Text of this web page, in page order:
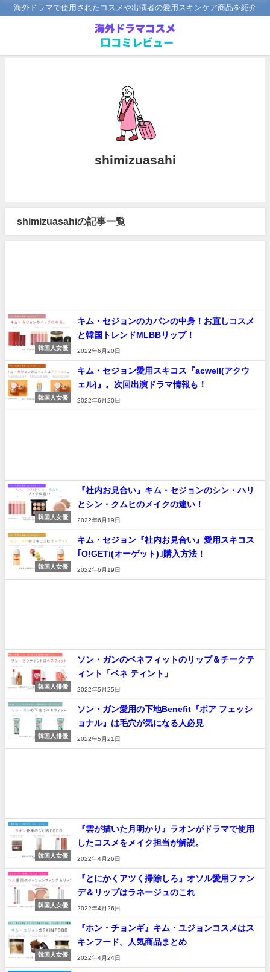
海外ドラマで使用されたコスメや出演者の愛用スキンケア商品を紹介
shimizuasahi
shimizuasahiの記事一覧
韓国人女優
キム・セジョンのカバンの中身！お直しコスメ
と韓国トレンドMLBBリップ！
2022年6月20日
韓国人女優
キム・セジョン愛用スキコス『acwell(アクウ
ェル)』。次回出演ドラマ情報も！
2022年6月20日
韓国人女優
『社内お見合い』キム・セジョンのシン・ハリ
とシン・クムヒのメイクの違い！
2022年6月19日
韓国人女優
キム・セジョン『社内お見合い』愛用スキコス
｢O!GETi(オーゲット)｣購入方法！
2022年6月19日
韓国人俳優
ソン・ガンのベネフィットのリップ＆チークテ
ィント「ベネ ティント」
2022年5月25日
韓国人俳優
ソン・ガン愛用の下地Benefit『ポア フェッシ
ョナル』は毛穴が気になる人必見
2022年5月21日
韓国人女優
『雲が描いた月明かり』ラオンがドラマで使用
したコスメをメイク担当が解説。
2022年4月26日
韓国人女優
『とにかくアツく掃除しろ』オソル愛用ファン
デ＆リップはラネージュのこれ
2022年4月26日
韓国人女優
『ホン・チョンギ』キム・ユジョンコスメはス
キンフード。人気商品まとめ
2022年4月24日